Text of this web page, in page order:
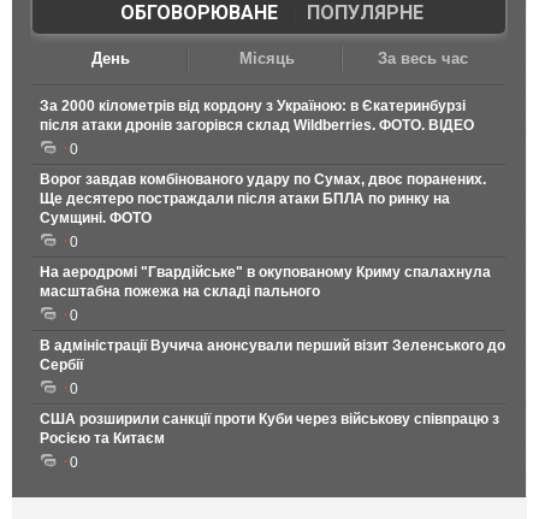
ОБГОВОРЮВАНЕ| ПОПУЛЯРНЕ
День Місяць За весь час
За 2000 кілометрів від кордону з Україною: в Єкатеринбурзі
після атаки дронів загорівся склад Wildberries. ФОТО. ВІДЕО
0
Ворог завдав комбінованого удару по Сумах, двоє поранених.
Ще десятеро постраждали після атаки БПЛА по ринку на
Сумщині. ФОТО
0
На аеродромі "Гвардійське" в окупованому Криму спалахнула
масштабна пожежа на складі пального
0
В адміністрації Вучича анонсували перший візит Зеленського до
Сербії
0
США розширили санкції проти Куби через військову співпрацю з
Росією та Китаєм
0